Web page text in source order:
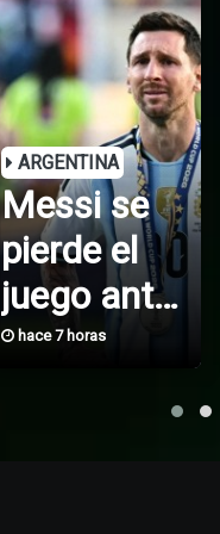
ARGENTINA
Messi se
pierde el
juego ante
Monterrey
hace 7 horas